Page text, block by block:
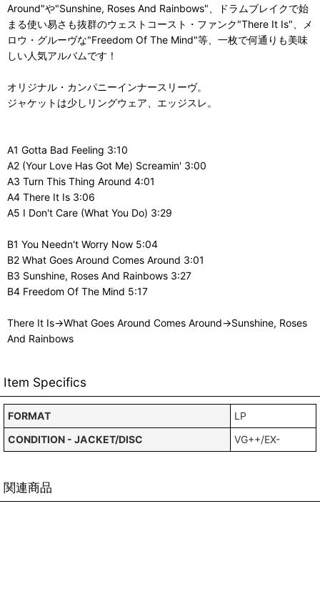
Around"や"Sunshine, Roses And Rainbows"、ドラムブレイクで始
まる使い易さも抜群のウェストコースト・ファンク"There It Is"、メ
ロウ・グルーヴな"Freedom Of The Mind"等、一枚で何通りも美味
しい人気アルバムです！
オリジナル・カンパニーインナースリーヴ。
ジャケットは少しリングウェア、エッジスレ。
A1 Gotta Bad Feeling 3:10
A2 (Your Love Has Got Me) Screamin' 3:00
A3 Turn This Thing Around 4:01
A4 There It Is 3:06
A5 I Don't Care (What You Do) 3:29
B1 You Needn't Worry Now 5:04
B2 What Goes Around Comes Around 3:01
B3 Sunshine, Roses And Rainbows 3:27
B4 Freedom Of The Mind 5:17
There It Is→What Goes Around Comes Around→Sunshine, Roses
And Rainbows
Item Specifics
FORMAT
LP
CONDITION - JACKET/DISC
VG++/EX-
関連商品